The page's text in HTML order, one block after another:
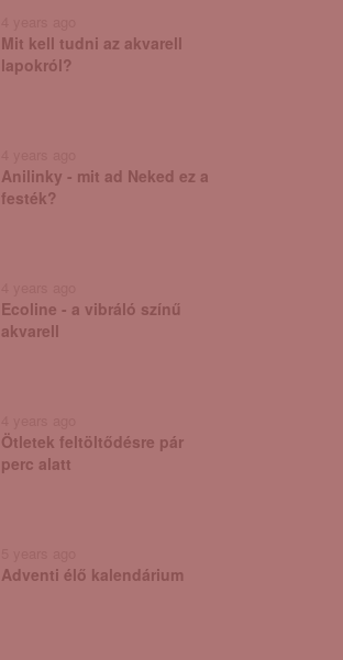
Mit kell tudni az akvarell
lapokról?
Anilinky - mit ad Neked ez a
festék?
Ecoline - a vibráló színű
akvarell
Ötletek feltöltődésre pár
perc alatt
Adventi élő kalendárium